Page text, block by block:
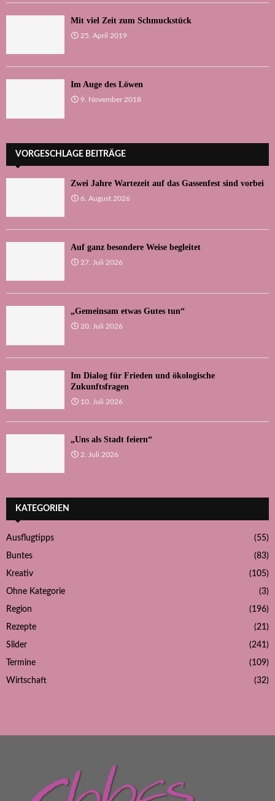
Mit viel Zeit zum Schmuckstück
25. April 2019
Im Auge des Löwen
9. November 2018
VORGESCHLAGE BEITRÄGE
Zwei Jahre Wartezeit auf das Gassenfest sind vorbei
6. August 2026
Auf ganz besondere Weise begleitet
27. Juli 2026
„Gemeinsam etwas Gutes tun“
20. Juli 2026
Im Dialog für Frieden und ökologische
Zukunftsfragen
10. Juli 2026
„Uns als Stadt feiern“
2. Juli 2026
KATEGORIEN
Ausflugtipps (55)
Buntes (83)
Kreativ (105)
Ohne Kategorie (3)
Region (196)
Rezepte (21)
Slider (241)
Termine (109)
Wirtschaft (32)